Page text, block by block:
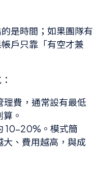
是時間；如果團隊有
戶只靠「有空才兼
理費，通常設有最低
。
10–20%。模式簡
、費用越高，與成